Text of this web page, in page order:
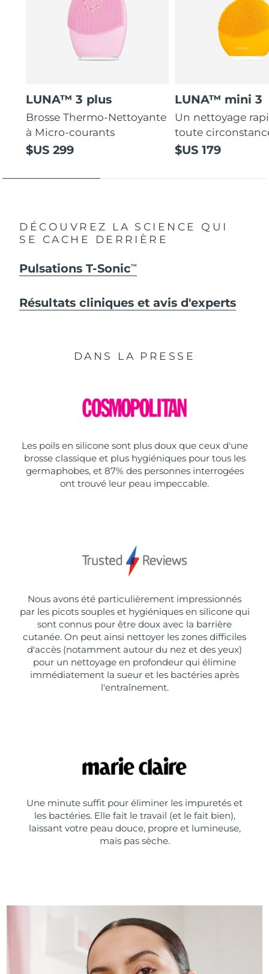
LUNA™ 3 plus
Brosse Thermo-Nettoyante
à Micro-courants
$US 299
LUNA™ mini 3
Un nettoyage
toute
$US 179
DÉCOUVREZ LA SCIENCE QUI
SE CACHE DERRIÈRE
Pulsations T-SonicTM
Résultats cliniques et avis d'experts
DANS LA PRESSE
Les poils en silicone sont plus doux que ceux d'une
brosse classique et plus hygiéniques pour tous les
germaphobes, et 87% des personnes interrogées
ont trouvé leur peau impeccable.
Nous avons été particulièrement impressionnés
par les picots souples et hygiéniques en silicone qui
sont connus pour être doux avec la barrière
cutanée. On peut ainsi nettoyer les zones difficiles
d'accès (notamment autour du nez et des yeux)
pour un nettoyage en profondeur qui élimine
immédiatement la sueur et les bactéries après
l'entraînement.
Une minute suffit pour éliminer les impuretés et
les bactéries. Elle fait le travail (et le fait bien),
laissant votre peau douce, propre et lumineuse,
mais pas sèche.